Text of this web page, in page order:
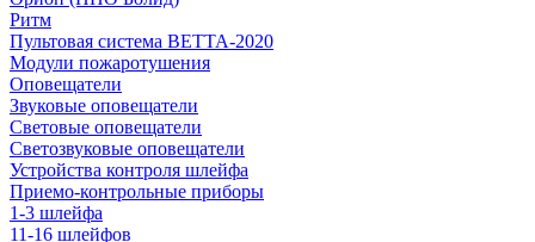
Ритм
Пультовая система ВЕТТА-2020
Модули пожаротушения
Оповещатели
Звуковые оповещатели
Световые оповещатели
Светозвуковые оповещатели
Устройства контроля шлейфа
Приемо-контрольные приборы
1-3 шлейфа
11-16 шлейфов